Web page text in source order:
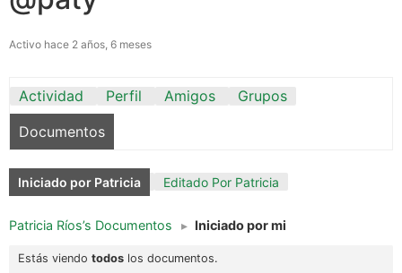
Activo hace 2 años, 6 meses
Actividad Perfil Amigos
Grupos
Documentos
Iniciado por Patricia Editado Por Patricia
Patricia Ríos’s Documentos ▸ Iniciado por mi
Estás viendo todos los documentos.